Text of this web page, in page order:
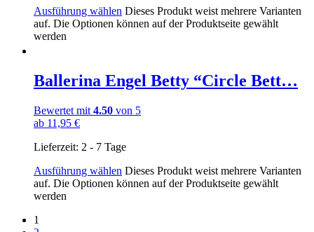
Ausführung wählen Dieses Produkt weist mehrere Varianten
auf. Die Optionen können auf der Produktseite gewählt
werden
Ballerina Engel Betty “Circle Bett…
Bewertet mit 4.50 von 5
ab 11,95 €
Lieferzeit: 2 - 7 Tage
Ausführung wählen Dieses Produkt weist mehrere Varianten
auf. Die Optionen können auf der Produktseite gewählt
werden
1